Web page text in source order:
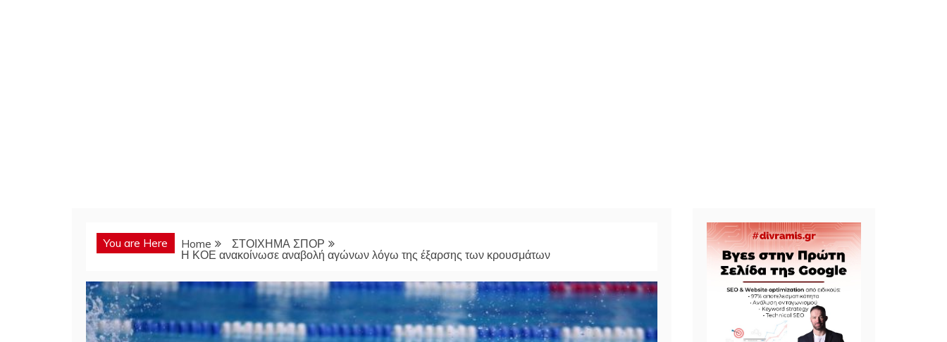
You are Here Home
ΣΤΟΙΧΗΜΑ ΣΠΟΡ
Η ΚΟΕ ανακοίνωσε αναβολή αγώνων λόγω της έξαρσης των κρουσμάτων